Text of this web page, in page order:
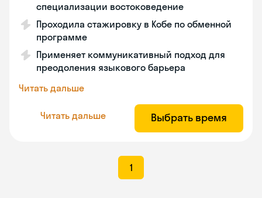
специализации востоковедение
Проходила стажировку в Кобе по обменной
программе
Применяет коммуникативный подход для
преодоления языкового барьера
Читать дальше
Читать дальше Выбрать время
1